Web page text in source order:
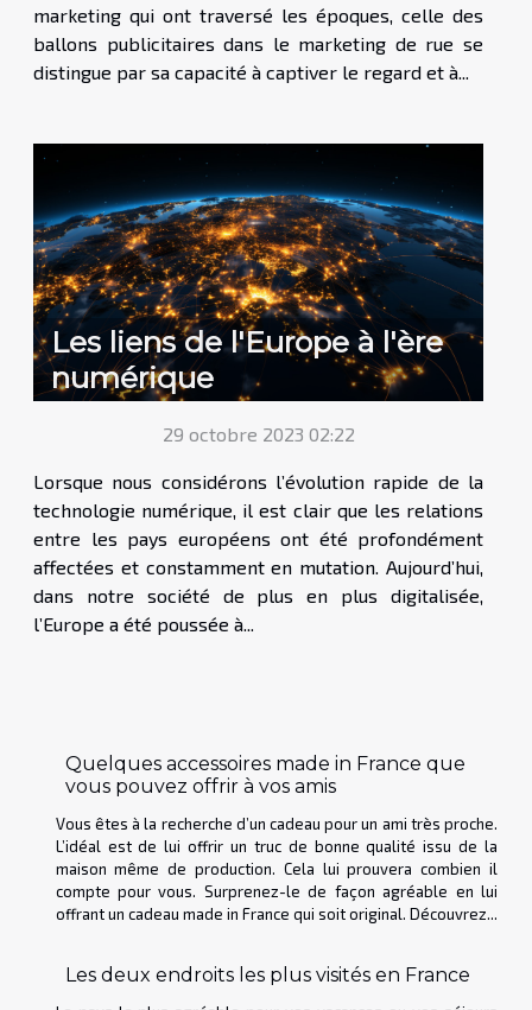
marketing qui ont traversé les époques, celle des
ballons publicitaires dans le marketing de rue se
distingue par sa capacité à captiver le regard et à...
Les liens de l'Europe à l'ère
numérique
29 octobre 2023 02:22
Lorsque nous considérons l’évolution rapide de la
technologie numérique, il est clair que les relations
entre les pays européens ont été profondément
affectées et constamment en mutation. Aujourd’hui,
dans notre société de plus en plus digitalisée,
l’Europe a été poussée à...
Quelques accessoires made in France que
vous pouvez offrir à vos amis
Vous êtes à la recherche d’un cadeau pour un ami très proche.
L’idéal est de lui offrir un truc de bonne qualité issu de la
maison même de production. Cela lui prouvera combien il
compte pour vous. Surprenez-le de façon agréable en lui
offrant un cadeau made in France qui soit original. Découvrez...
Les deux endroits les plus visités en France